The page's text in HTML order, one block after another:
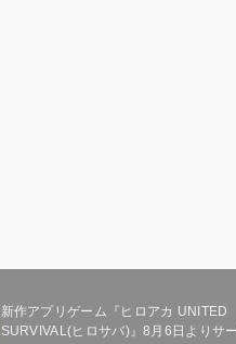
新作アプリゲーム『ヒロアカ UNITED
SURVIVAL(ヒロサバ)』8月6日よりサ